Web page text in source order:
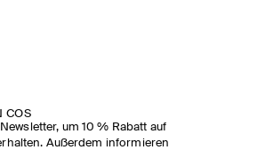
COS
um 10 % Rabatt auf
Außerdem informieren